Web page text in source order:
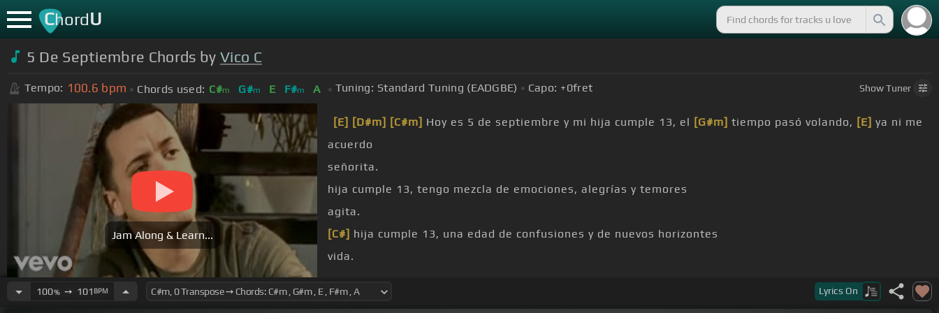
ChordU
5 De Septiembre Chords by Vico C
Tempo: 100.6 bpm Chords used: C#m G#m E F#m A Tuning: Standard Tuning (EADGBE) Capo: +0fret ShowTuner
Jam Along & Learn...
[E] [D#m] [C#m] Hoy es 5 de septiembre y mi hija cumple 13, el [G#m] tiempo pasó volando, [E] ya ni me
acuerdo
señorita.
hija cumple 13, tengo mezcla de emociones, alegrías y temores
agita.
[C#] hija cumple 13, una edad de confusiones y de nuevos horizontes
vida.
cuando tengo un problema bien grande y no encuentre[C#]
100%➙ 101 BPM Lyrics On